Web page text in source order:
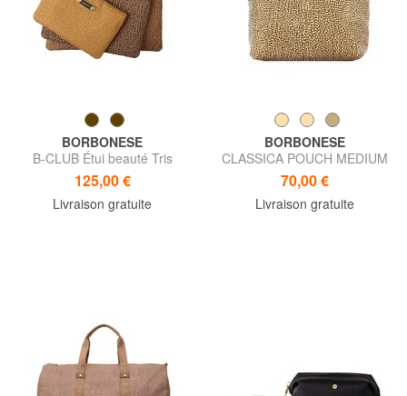
BORBONESE
B-CLUB Étui beauté Tris
125,00 €
Livraison gratuite
BORBONESE
CLASSICA POUCH MEDIUM
Beauté
70,00 €
Livraison gratuite